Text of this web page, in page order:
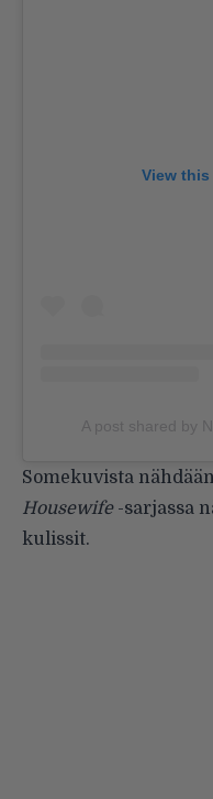
View
A post shared by
Somekuvista
Housewife-sarjassa
kulissit.